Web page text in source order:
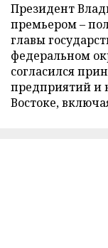
Президент
премьером –
главы
федеральном
согласился
предприятий и
Востоке,